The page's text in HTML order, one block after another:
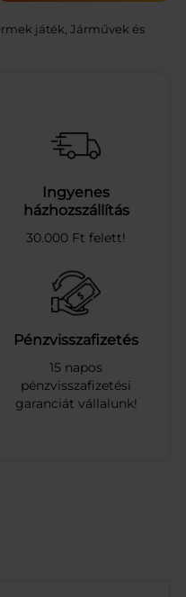
játék Járművek és
Ingyenes
házhozszállítás
30.000 Ft felett!
Pénzvisszafizetés
15 napos
pénzvisszafizetési
garanciát vállalunk!